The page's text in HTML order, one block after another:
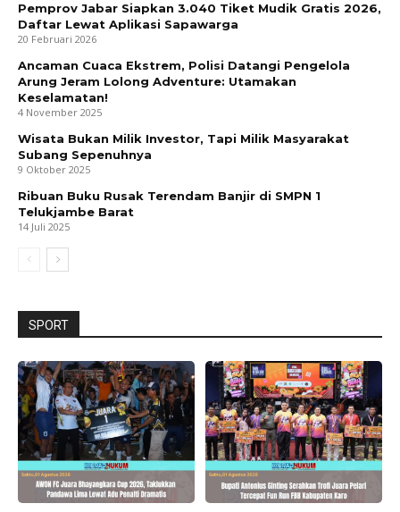
Pemprov Jabar Siapkan 3.040 Tiket Mudik Gratis 2026,
Daftar Lewat Aplikasi Sapawarga
20 Februari 2026
Ancaman Cuaca Ekstrem, Polisi Datangi Pengelola
Arung Jeram Lolong Adventure: Utamakan
Keselamatan!
4 November 2025
Wisata Bukan Milik Investor, Tapi Milik Masyarakat
Subang Sepenuhnya
9 Oktober 2025
Ribuan Buku Rusak Terendam Banjir di SMPN 1
Telukjambe Barat
14 Juli 2025
SPORT